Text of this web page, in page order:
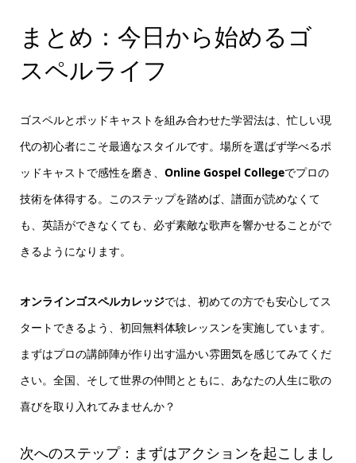
まとめ：今日から始めるゴ
スペルライフ
ゴスペルとポッドキャストを組み合わせた学習法は、忙しい現
代の初心者にこそ最適なスタイルです。場所を選ばず学べるポ
ッドキャストで感性を磨き、 Online Gospel Collegeでプロの
技術を体得する。このステップを踏めば、譜面が読めなくて
も、英語ができなくても、必ず素敵な歌声を響かせることがで
きるようになります。
オンラインゴスペルカレッジでは、初めての方でも安心してス
タートできるよう、初回無料体験レッスンを実施しています。
まずはプロの講師陣が作り出す温かい雰囲気を感じてみてくだ
さい。全国、そして世界の仲間とともに、あなたの人生に歌の
喜びを取り入れてみませんか？
次へのステップ：まずはアクションを起こしまし